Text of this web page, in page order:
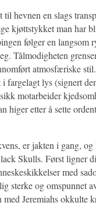
hevnen en slags
kjøttstykket man har
følger en langsom
Tålmodigheten
atmosfæriske
fargelagt lys (signert
motarbeider
higer etter å sette
er jakten i gang,
Skulls. Først ligner
med
sterke og omspunnet
med Jeremiahs okkulte